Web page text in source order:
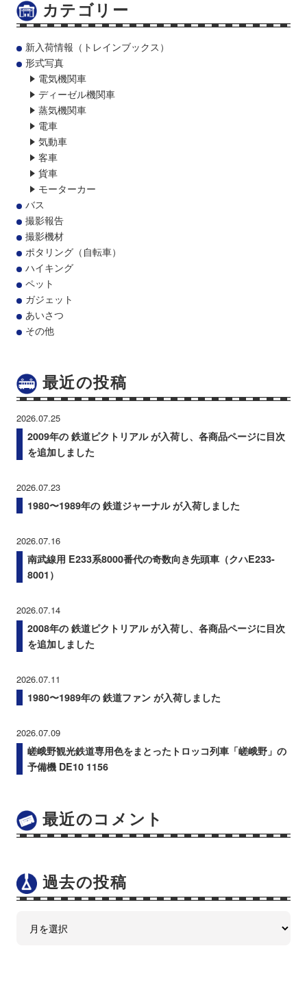
カテゴリー
新入荷情報（トレインブックス）
形式写真
電気機関車
ディーゼル機関車
蒸気機関車
電車
気動車
客車
貨車
モーターカー
バス
撮影報告
撮影機材
ポタリング（自転車）
ハイキング
ペット
ガジェット
あいさつ
その他
最近の投稿
2026.07.25
2009年の 鉄道ピクトリアル が入荷し、各商品ページに目次
を追加しました
2026.07.23
1980〜1989年の 鉄道ジャーナル が入荷しました
2026.07.16
南武線用 E233系8000番代の奇数向き先頭車（クハE233-
8001）
2026.07.14
2008年の 鉄道ピクトリアル が入荷し、各商品ページに目次
を追加しました
2026.07.11
1980〜1989年の 鉄道ファン が入荷しました
2026.07.09
嵯峨野観光鉄道専用色をまとったトロッコ列車「嵯峨野」の
予備機 DE10 1156
最近のコメント
過去の投稿